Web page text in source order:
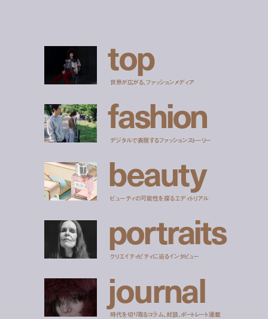
top
世界が広がる、ファッションメディア
fashion
デジタルで表現するファッションストーリー
beauty
ビューティの可能性を探るエディトリアル
portraits
クリエイティビティに迫るインタビュー
journal
時代を切り取るコラム、対談、ポートレート連載